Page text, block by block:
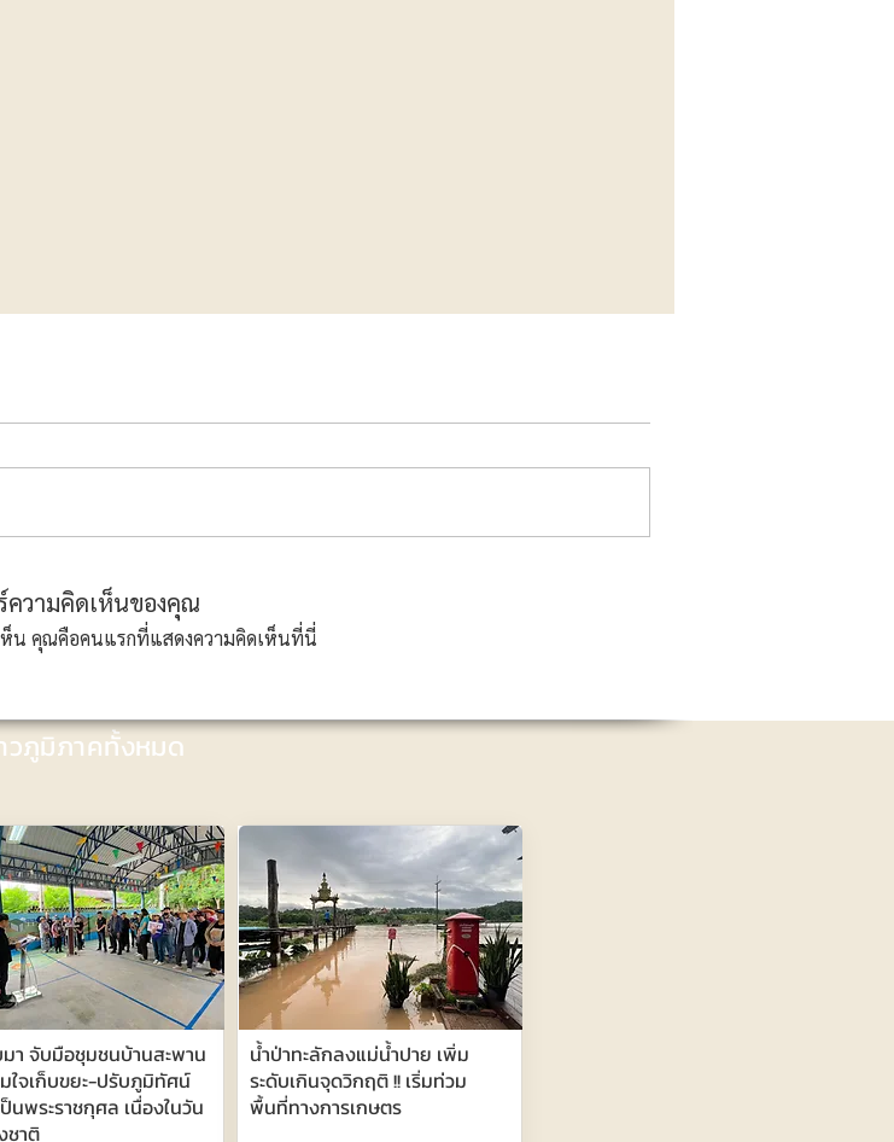
ความคิดเห็นของคุณ
ห็น คุณคือคนแรกที่แสดงความคิดเห็นที่นี่
วภูมิภาคทั้งหมด
า จับมือชุมชนบ้านสะพาน
ใจเก็บขยะ-ปรับภูมิทัศน์
นพระราชกุศล เนื่องในวัน
ชาติ
น้ำป่าทะลักลงแม่น้ำปาย เพิ่ม
ระดับเกินจุดวิกฤติ !! เริ่มท่วม
พื้นที่ทางการเกษตร